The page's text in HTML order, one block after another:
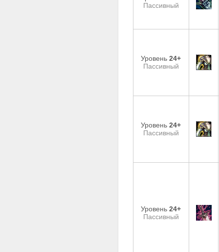
Пассивный
Уровень24+
Пассивный
Уровень24+
Пассивный
Уровень24+
Пассивный